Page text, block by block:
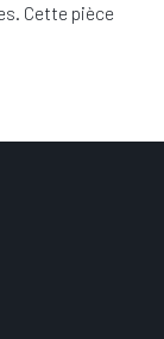
Cette pièce